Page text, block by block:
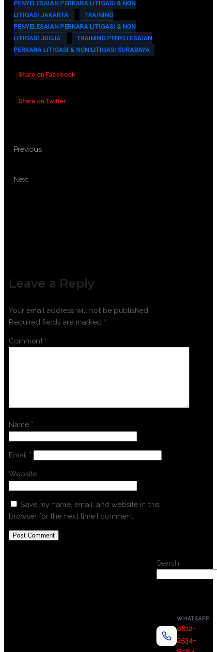
PENYELESAIAN PERKARA LITIGASI & NON
LITIGASI JAKARTA
TRAINING
PENYELESAIAN PERKARA LITIGASI & NON
LITIGASI JOGJA
TRAINING PENYELESAIAN
PERKARA LITIGASI & NON LITIGASI SURABAYA
Share on Facebook
Share on Twitter
Previous
Next
Leave a Reply
Your email address will not be published.
Required fields are marked *
Comment *
Name *
Email *
Website
Save my name, email, and website in this
browser for the next time I comment.
Search
WHATSAPP
0812-
2534-